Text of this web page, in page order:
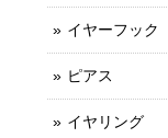
イヤーフック
ピアス
イヤリング